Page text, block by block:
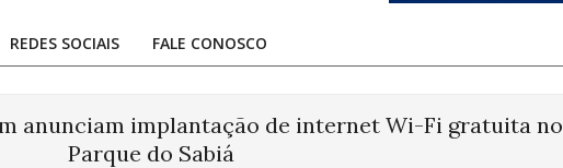
REDES SOCIAIS FALE CONOSCO
anunciam implantação de internet Wi-Fi gratuita no
Parque do Sabiá